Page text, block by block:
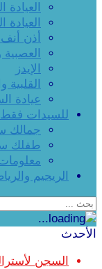
العيادة
العيادة
أذن
الإيدز
القلبية
عيادة
للسيدات فقط
جمالك
طفلك
الريجيم
الأحدث
السجن